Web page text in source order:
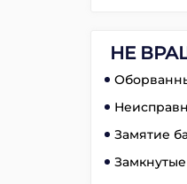
НЕ
Замятие